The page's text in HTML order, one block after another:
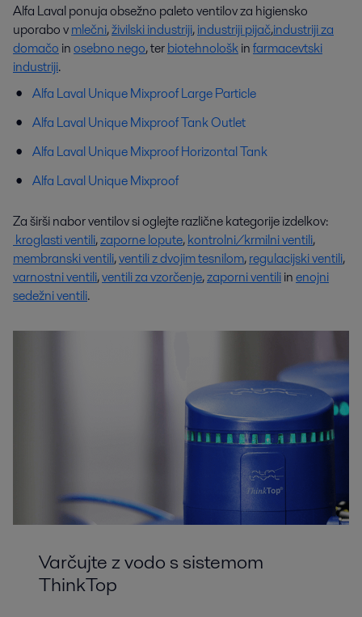
Alfa Laval ponuja obsežno paleto ventilov za higiensko
uporabo vmlečni,živilski industriji,industriji pijač,industriji za
domačo inosebno nego, terbiotehnološkinfarmacevtski
industriji.
Alfa Laval Unique Mixproof Large Particle
Alfa Laval Unique Mixproof Tank Outlet
Alfa Laval Unique Mixproof Horizontal Tank
Alfa Laval Unique Mixproof
Za širši nabor ventilov si oglejte različne kategorije izdelkov:
kroglasti ventili,zaporne lopute,kontrolni/krmilni ventili,
membranski ventili,ventili z dvojim tesnilom,regulacijski ventili,
varnostni ventili,ventili za vzorčenje,zaporni ventiliinenojni
sedežni ventili.
Varčujte z vodo s sistemom
ThinkTop